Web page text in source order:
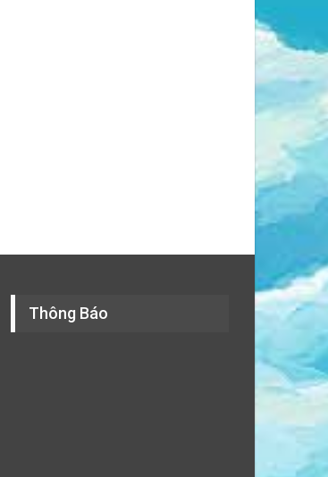
Thông Báo